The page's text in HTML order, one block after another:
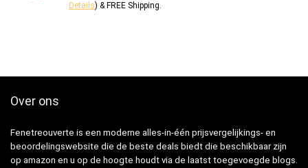
Details) & FREE Shipping.
Over ons
Fenetreouverte is een moderne alles-in-één prijsvergelijkings- en
beoordelingswebsite die de beste deals biedt die beschikbaar zijn
op amazon en u op de hoogte houdt via de laatst toegevoegde blogs.